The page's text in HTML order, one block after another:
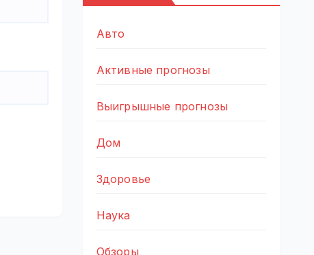
Авто
Активные прогнозы
Выигрышные прогнозы
Дом
Здоровье
Наука
Обзоры